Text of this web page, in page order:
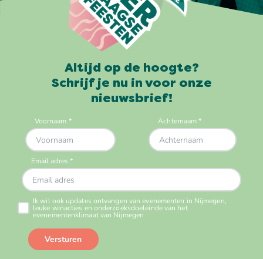
Altijd op de hoogte?
Schrijf je nu in voor onze
nieuwsbrief!